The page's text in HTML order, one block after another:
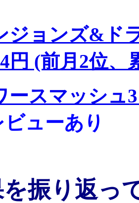
ジョンズ&ド
(前月2位、
ースマッシ
ューあり
を振り返